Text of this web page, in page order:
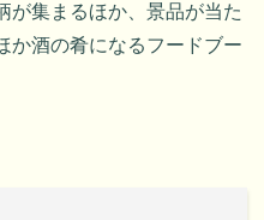
が集まるほか、景品が当た
か酒の肴になるフードブー